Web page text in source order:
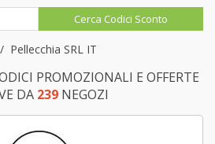
Pellecchia SRL IT
PROMOZIONALI E OFFERTE
DA 239NEGOZI